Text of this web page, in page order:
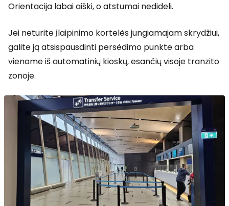
Orientacija labai aiški, o atstumai nedideli.
Jei neturite įlaipinimo kortelės jungiamajam skrydžiui,
galite ją atsispausdinti persėdimo punkte arba
viename iš automatinių kioskų, esančių visoje tranzito
zonoje.